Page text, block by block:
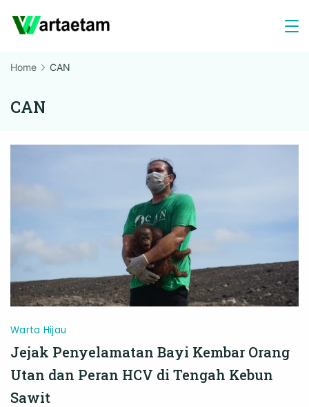
Home CAN
CAN
Warta Hijau
Jejak Penyelamatan Bayi Kembar Orang
Utan dan Peran HCV di Tengah Kebun
Sawit